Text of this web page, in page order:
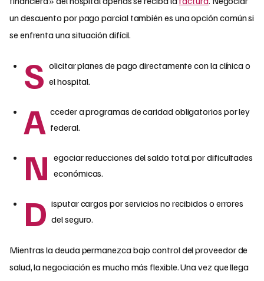
un descuento por pago parcial también es una opción común si
se enfrenta una situación difícil.
S olicitar planes de pago directamente con la clínica o
el hospital.
A cceder a programas de caridad obligatorios por ley
federal.
N egociar reducciones del saldo total por dificultades
económicas.
D isputar cargos por servicios no recibidos o errores
del seguro.
Mientras la deuda permanezca bajo control del proveedor de
salud, la negociación es mucho más flexible. Una vez que llega